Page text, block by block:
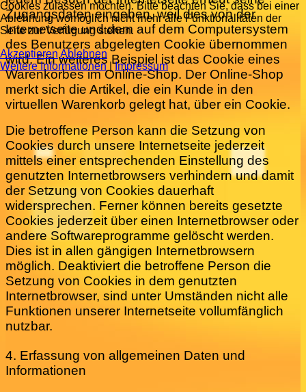
Zugangsdaten eingeben, weil dies von der
Internetseite und dem auf dem Computersystem
des Benutzers abgelegten Cookie übernommen
wird. Ein weiteres Beispiel ist das Cookie eines
Warenkorbes im Online-Shop. Der Online-Shop
merkt sich die Artikel, die ein Kunde in den
virtuellen Warenkorb gelegt hat, über ein Cookie.
Die betroffene Person kann die Setzung von
Cookies durch unsere Internetseite jederzeit
mittels einer entsprechenden Einstellung des
genutzten Internetbrowsers verhindern und damit
der Setzung von Cookies dauerhaft
widersprechen. Ferner können bereits gesetzte
Cookies jederzeit über einen Internetbrowser oder
andere Softwareprogramme gelöscht werden.
Dies ist in allen gängigen Internetbrowsern
möglich. Deaktiviert die betroffene Person die
Setzung von Cookies in dem genutzten
Internetbrowser, sind unter Umständen nicht alle
Funktionen unserer Internetseite vollumfänglich
nutzbar.
4. Erfassung von allgemeinen Daten und
Informationen
Cookies zulassen möchten. Bitte beachten Sie, dass bei einer
Ablehnung womöglich nicht mehr alle Funktionalitäten der
Seite zur Verfügung stehen.
Akzeptieren Ablehnen
Weitere Informationen|Impressum